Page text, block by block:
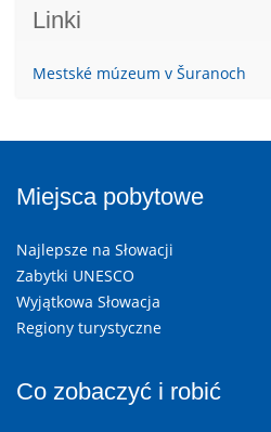
Linki
Mestské múzeum v Šuranoch
Miejsca pobytowe
Najlepsze na Słowacji
Zabytki UNESCO
Wyjątkowa Słowacja
Regiony turystyczne
Co zobaczyć i robić